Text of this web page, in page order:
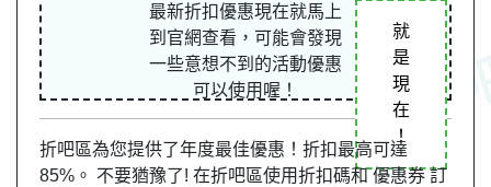
最新折扣優惠現在就馬上
到官網查看，可能會發現
一些意想不到的活動優惠
可以使用喔！
就
是
現
在
！
折吧區為您提供了年度最佳優惠！折扣最高可達
85%。 不要猶豫了! 在折吧區使用折扣碼和 優惠券 訂